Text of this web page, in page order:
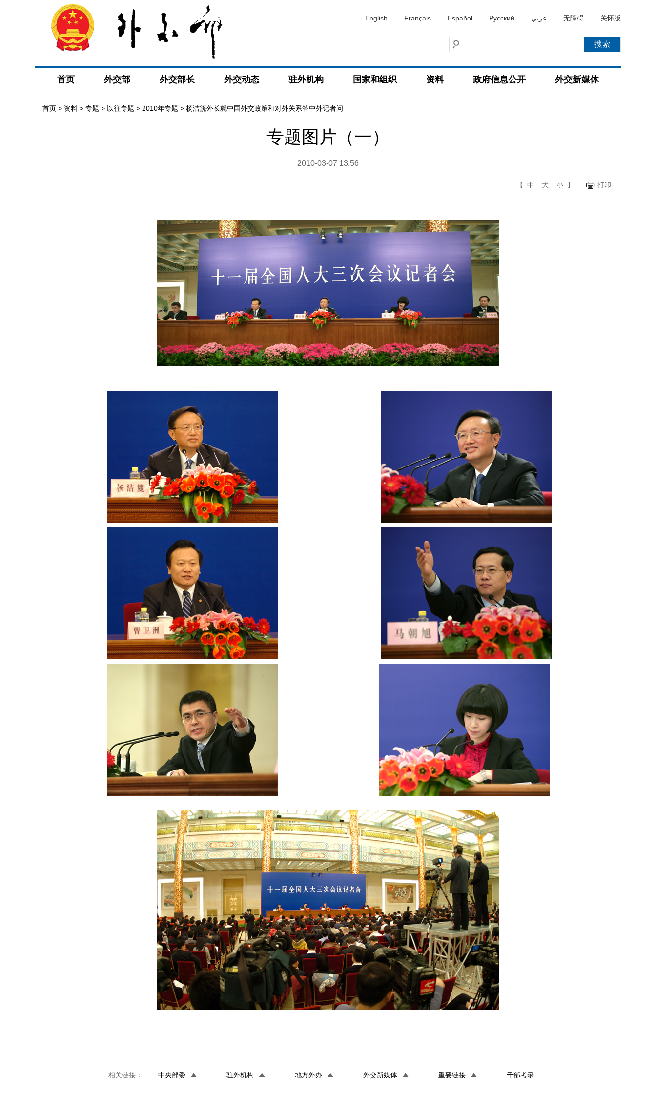
English Français Español Русский عربي 无障碍 关怀版
首页 外交部 外交部长 外交动态 驻外机构 国家和组织 资料 政府信息公开 外交新媒体
首页 > 资料 > 专题 > 以往专题 > 2010年专题 > 杨洁篪外长就中国外交政策和对外关系答中外记者问
专题图片（一）
2010-03-07 13:56
【 中 大 小 】 打印
相关链接： 中央部委 驻外机构 地方外办 外交新媒体 重要链接 干部考录